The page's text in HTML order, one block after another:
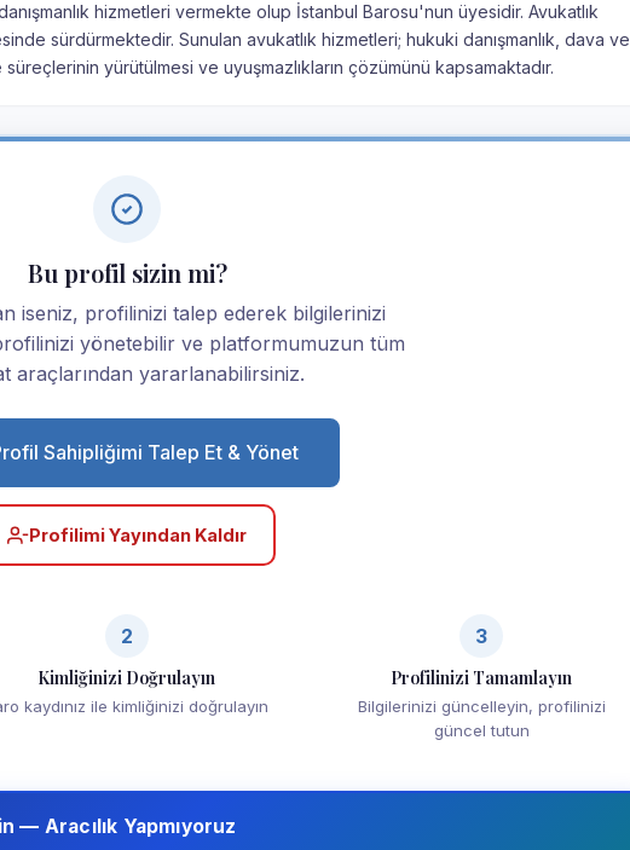
hizmetleri vermekte olup İstanbul Barosu'nun üyesidir. Avukatlık
sürdürmektedir. Sunulan avukatlık hizmetleri; hukuki danışmanlık, dava ve
yürütülmesi ve uyuşmazlıkların çözümünü kapsamaktadır.
Bu profil sizin mi?
iseniz, profilinizi talep ederek bilgilerinizi
yönetebilir ve platformumuzun tüm
araçlarından yararlanabilirsiniz.
Sahipliğimi Talep Et & Yönet
Profilimi Yayından Kaldır
2
Kimliğinizi Doğrulayın
kaydınız ile kimliğinizi doğrulayın
3
Profilinizi Tamamlayın
Bilgilerinizi güncelleyin, profilinizi
güncel tutun
— Aracılık Yapmıyoruz